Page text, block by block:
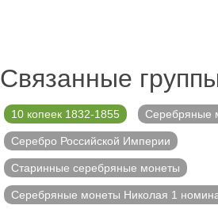
Связанные
10 копеек 1832-1855 Серебряные
Серебро Российской Империи
Старинные серебряные монеты
Серебряные монеты Николая 1